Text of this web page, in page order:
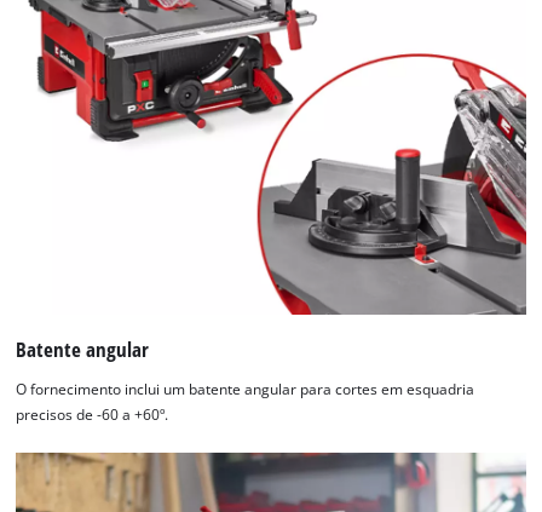
Batente angular
O fornecimento inclui um batente angular para cortes em esquadria
precisos de -60 a +60º.